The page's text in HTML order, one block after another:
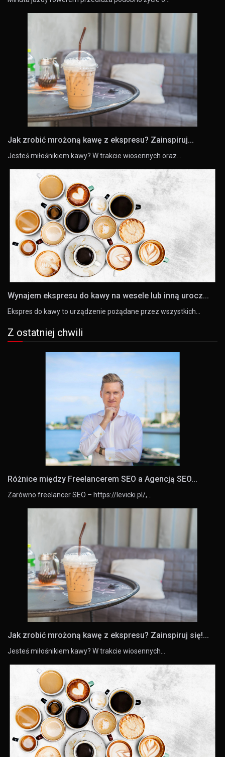
Jak zrobić mrożoną kawę z ekspresu? Zainspiruj...
Jesteś miłośnikiem kawy? W trakcie wiosennych oraz…
Wynajem ekspresu do kawy na wesele lub inną urocz...
Ekspres do kawy to urządzenie pożądane przez wszystkich…
Z ostatniej chwili
Różnice między Freelancerem SEO a Agencją SEO...
Zarówno freelancer SEO – https://levicki.pl/,…
Jak zrobić mrożoną kawę z ekspresu? Zainspiruj się!...
Jesteś miłośnikiem kawy? W trakcie wiosennych…